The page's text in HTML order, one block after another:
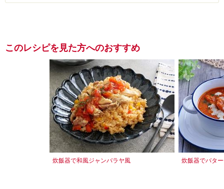
このレシピを見た方へのおすすめ
炊飯器で和風ジャンバラヤ風 炊飯器でバタ